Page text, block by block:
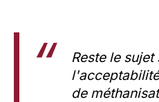
Reste le
de